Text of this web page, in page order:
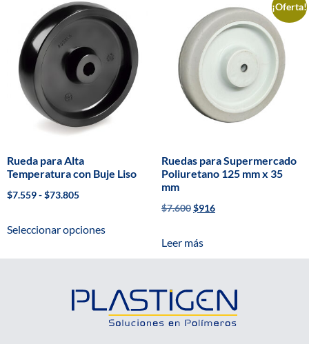
Rueda para Alta
Temperatura con Buje Liso
$7.559-$73.805
Seleccionar opciones
¡Oferta!
Ruedas para Supermercado
Poliuretano 125 mm x 35
mm
$7.600$916
Leer más